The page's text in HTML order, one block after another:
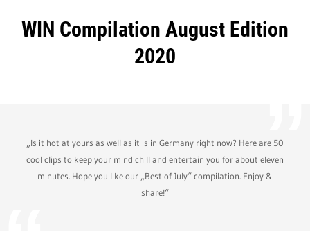
WIN Compilation August Edition
2020
„Is it hot at yours as well as it is in Germany right now? Here are 50
cool clips to keep your mind chill and entertain you for about eleven
minutes. Hope you like our „Best of July“ compilation. Enjoy &
share!“